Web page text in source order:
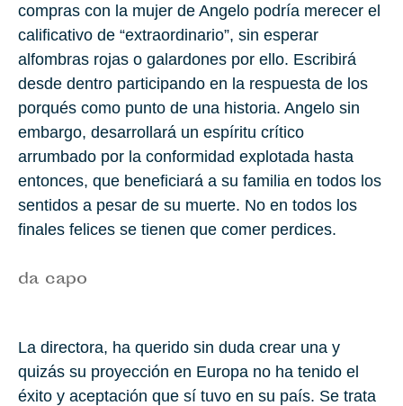
compras con la mujer de Angelo podría merecer el
calificativo de “extraordinario”, sin esperar
alfombras rojas o galardones por ello. Escribirá
desde dentro participando en la respuesta de los
porqués como punto de una historia. Angelo sin
embargo, desarrollará un espíritu crítico
arrumbado por la conformidad explotada hasta
entonces, que beneficiará a su familia en todos los
sentidos a pesar de su muerte. No en todos los
finales felices se tienen que comer perdices.
da capo
La directora, ha querido sin duda crear una y
quizás su proyección en Europa no ha tenido el
éxito y aceptación que sí tuvo en su país. Se trata